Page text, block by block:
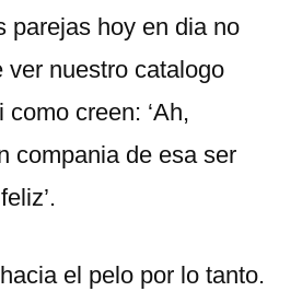
parejas hoy en dia no
ver nuestro catalogo
creen: ‘Ah,
compania de esa ser
el pelo por lo tanto.